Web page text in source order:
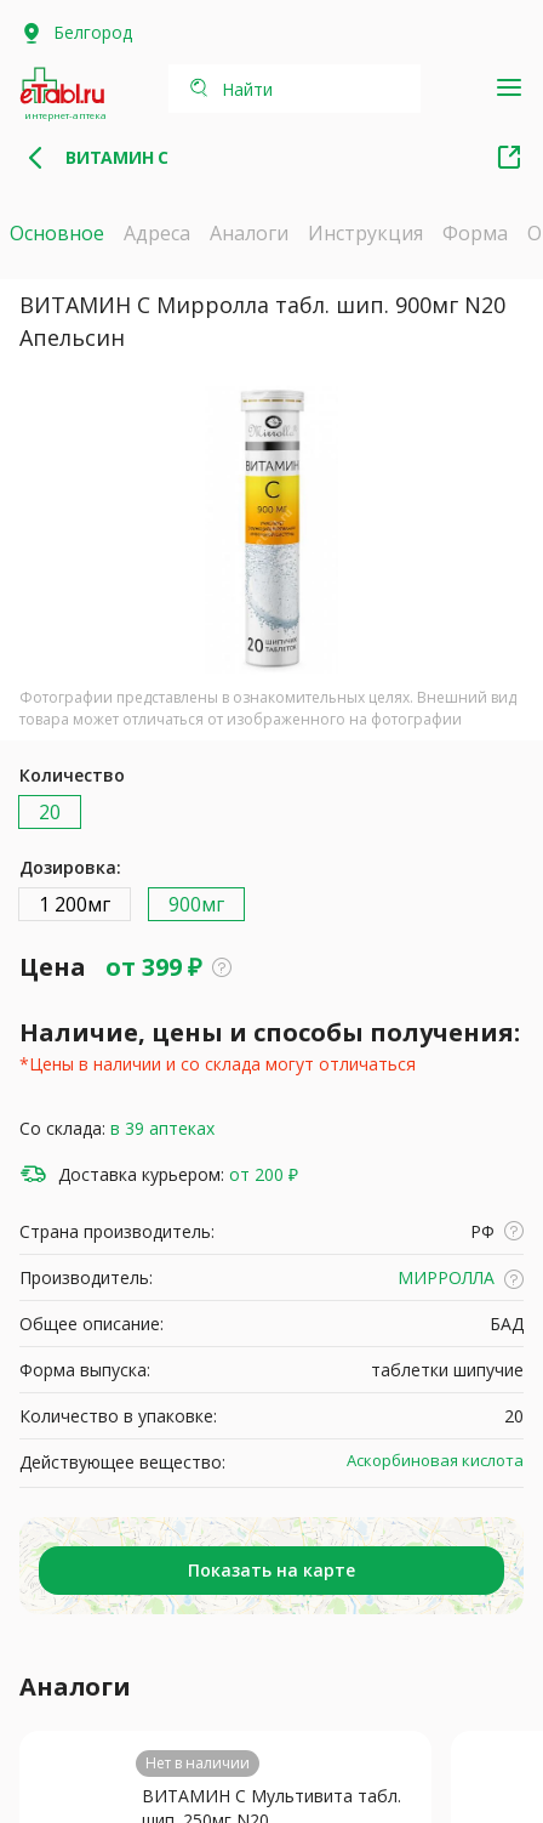
Белгород
интернет-аптека
Найти
ВИТАМИН С
Основное Адреса Аналоги Инструкция Форма
ВИТАМИН С Мирролла табл. шип. 900мг N20
Апельсин
Фотографии представлены в ознакомительных целях. Внешний вид
товара может отличаться от изображенного на фотографии
Количество
20
Дозировка:
1 200мг 900мг
Цена от 399₽
Наличие, цены и способы получения:
*Цены в наличии и со склада могут отличаться
Со склада: в 39 аптеках
Доставка курьером: от 200 ₽
Страна производитель:
РФ
Производитель:
МИРРОЛЛА
Общее описание:
БАД
Форма выпуска:
таблетки шипучие
Количество в упаковке:
20
Действующее вещество:
Аскорбиновая кислота
Показать на карте
Аналоги
Нет в наличии
ВИТАМИН С Мультивита табл.